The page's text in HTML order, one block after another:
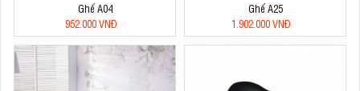
Ghế A04
952.000 VNĐ
Ghế A25
1.902.000 VNĐ